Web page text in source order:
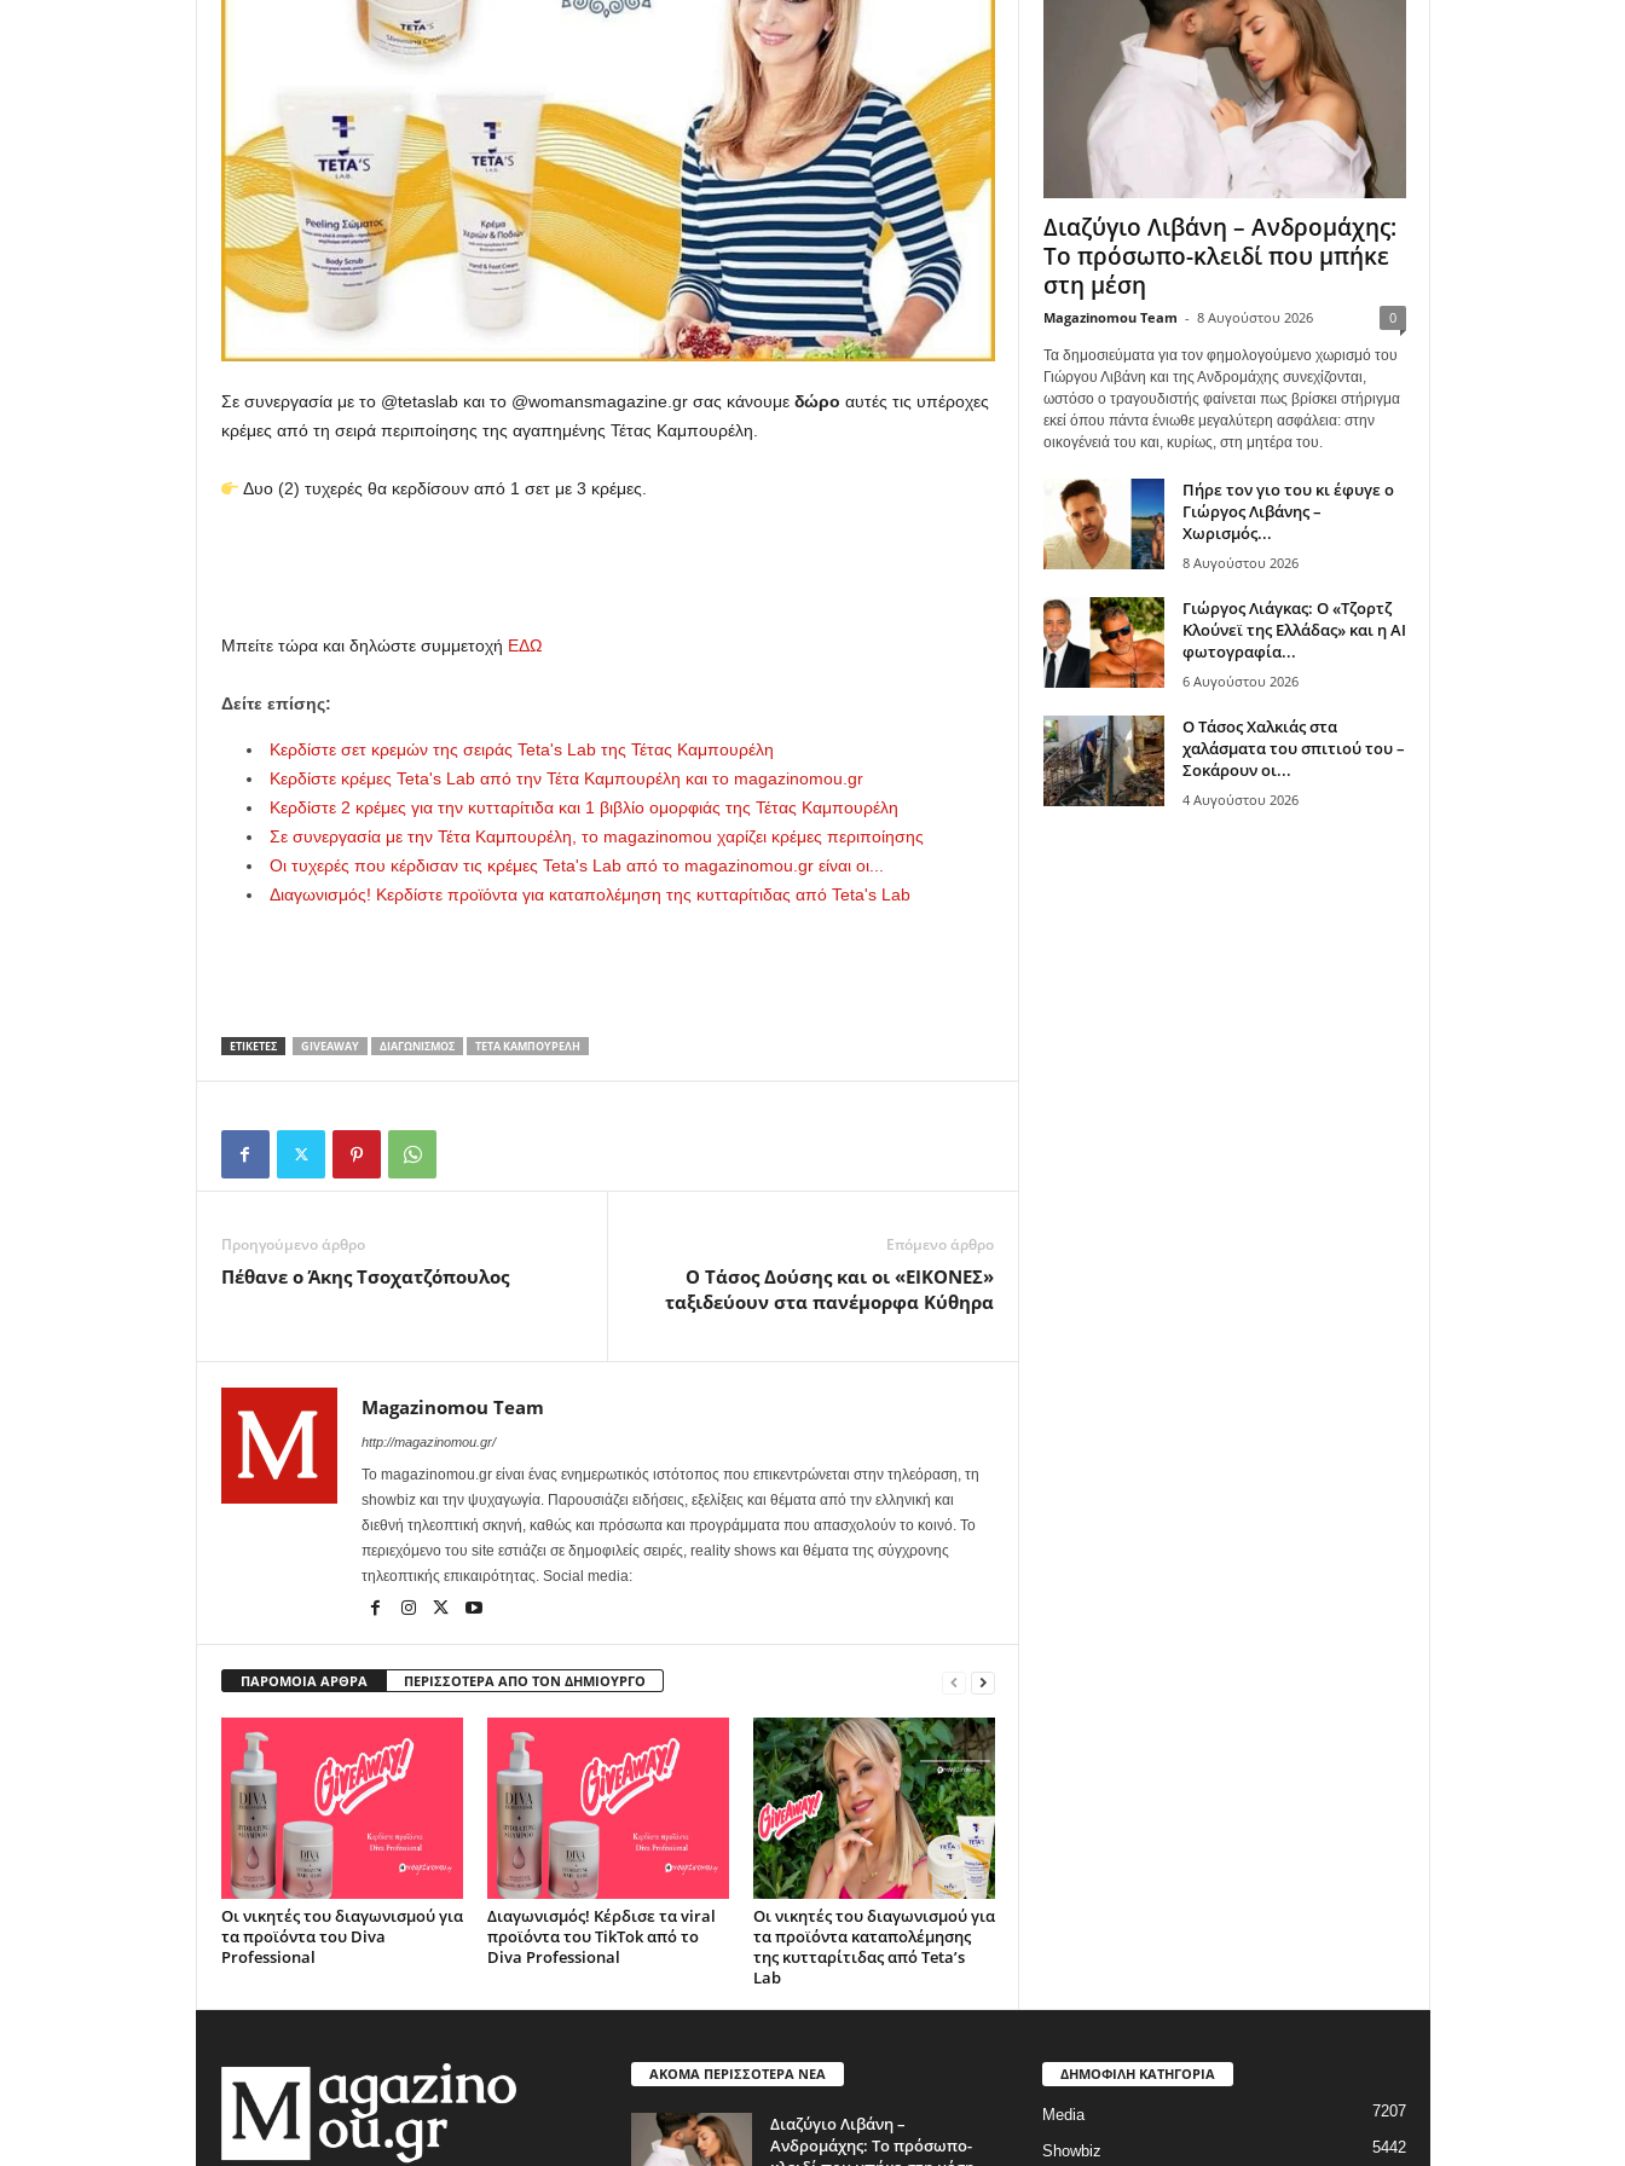
u
Σε συνεργασία με το @tetaslab και το @womansmagazine.gr σας κάνουμε δώρο αυτές τις υπέροχες
κρέμες από τη σειρά περιποίησης της αγαπημένης Τέτας Καμπουρέλη.
Δυο (2) τυχερές θα κερδίσουν από 1 σετ με 3 κρέμες.
Μπείτε τώρα και δηλώστε συμμετοχή ΕΔΩ
Δείτε επίσης:
Κερδίστε σετ κρεμών της σειράς Teta's Lab της Τέτας Καμπουρέλη
Κερδίστε κρέμες Teta's Lab από την Τέτα Καμπουρέλη και το magazinomou.gr
Κερδίστε 2 κρέμες για την κυτταρίτιδα και 1 βιβλίο ομορφιάς της Τέτας Καμπουρέλη
Σε συνεργασία με την Τέτα Καμπουρέλη, το magazinomou χαρίζει κρέμες περιποίησης
Οι τυχερές που κέρδισαν τις κρέμες Teta's Lab από το magazinomou.gr είναι οι...
Διαγωνισμός! Κερδίστε προϊόντα για καταπολέμηση της κυτταρίτιδας από Teta's Lab
ΕΤΙΚΕΤΕΣ GIVEAWAY ΔΙΑΓΩΝΙΣΜΌΣ ΤΈΤΑ ΚΑΜΠΟΥΡΈΛΗ
Προηγούμενο άρθρο
Πέθανε ο Άκης Τσοχατζόπουλος
Επόμενο άρθρο
O Tάσος Δούσης και οι «ΕΙΚΟΝΕΣ»
ταξιδεύουν στα πανέμορφα Κύθηρα
Magazinomou Team
http://magazinomou.gr/
Το magazinomou.gr είναι ένας ενημερωτικός ιστότοπος που επικεντρώνεται στην τηλεόραση, τη
showbiz και την ψυχαγωγία. Παρουσιάζει ειδήσεις, εξελίξεις και θέματα από την ελληνική και
διεθνή τηλεοπτική σκηνή, καθώς και πρόσωπα και προγράμματα που απασχολούν το κοινό. Το
περιεχόμενο του site εστιάζει σε δημοφιλείς σειρές, reality shows και θέματα της σύγχρονης
τηλεοπτικής επικαιρότητας. Social media:
ΠΑΡΟΜΟΙΑ ΑΡΘΡΑ ΠΕΡΙΣΣΟΤΕΡΑ ΑΠΟ ΤΟΝ ΔΗΜΙΟΥΡΓΟ
Οι νικητές του διαγωνισμού για
τα προϊόντα του Diva
Professional
Διαγωνισμός! Κέρδισε τα viral
προϊόντα του TikTok από το
Diva Professional
Οι νικητές του διαγωνισμού για
τα προϊόντα καταπολέμησης
της κυτταρίτιδας από Teta’s
Lab
Διαζύγιο Λιβάνη – Ανδρομάχης:
Το πρόσωπο-κλειδί που μπήκε
στη μέση
Magazinomou Team - 8 Αυγούστου 2026 0
Τα δημοσιεύματα για τον φημολογούμενο χωρισμό του
Γιώργου Λιβάνη και της Ανδρομάχης συνεχίζονται,
ωστόσο ο τραγουδιστής φαίνεται πως βρίσκει στήριγμα
εκεί όπου πάντα ένιωθε μεγαλύτερη ασφάλεια: στην
οικογένειά του και, κυρίως, στη μητέρα του.
Πήρε τον γιο του κι έφυγε ο
Γιώργος Λιβάνης –
Χωρισμός...
8 Αυγούστου 2026
Γιώργος Λιάγκας: Ο «Τζορτζ
Κλούνεϊ της Ελλάδας» και η AI
φωτογραφία...
6 Αυγούστου 2026
Ο Τάσος Χαλκιάς στα
χαλάσματα του σπιτιού του –
Σοκάρουν οι...
4 Αυγούστου 2026
ΑΚΟΜΑ ΠΕΡΙΣΣΟΤΕΡΑ ΝΕΑ
Διαζύγιο Λιβάνη –
Ανδρομάχης: Το πρόσωπο-
ΔΗΜΟΦΙΛΗ ΚΑΤΗΓΟΡΙΑ
Media 7207
Showbiz 5442